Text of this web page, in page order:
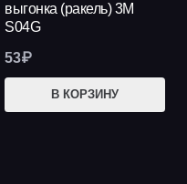
выгонка (ракель) 3М
S04G
53₽
В КОРЗИНУ